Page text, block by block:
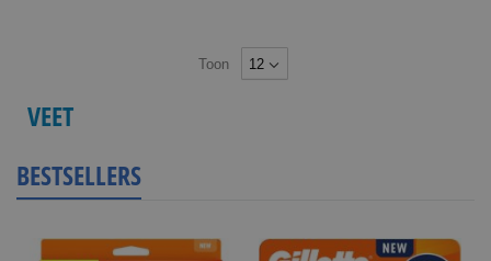
Toon
VEET
BESTSELLERS